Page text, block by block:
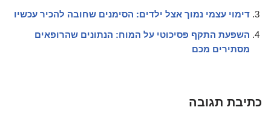
דימוי עצמי נמוך אצל ילדים: הסימנים שחובה להכיר עכשיו
השפעת התקף פסיכוטי על המוח: הנתונים שהרופאים
מסתירים מכם
כתיבת תגובה